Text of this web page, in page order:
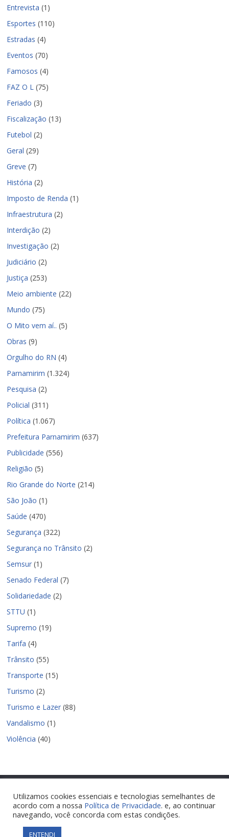
Entrevista (1)
Esportes (110)
Estradas (4)
Eventos (70)
Famosos (4)
FAZ O L (75)
Feriado (3)
Fiscalização (13)
Futebol (2)
Geral (29)
Greve (7)
História (2)
Imposto de Renda (1)
Infraestrutura (2)
Interdição (2)
Investigação (2)
Judiciário (2)
Justiça (253)
Meio ambiente (22)
Mundo (75)
O Mito vem aí.. (5)
Obras (9)
Orgulho do RN (4)
Parnamirim (1.324)
Pesquisa (2)
Policial (311)
Política (1.067)
Prefeitura Parnamirim (637)
Publicidade (556)
Religião (5)
Rio Grande do Norte (214)
São João (1)
Saúde (470)
Segurança (322)
Segurança no Trânsito (2)
Semsur (1)
Senado Federal (7)
Solidariedade (2)
STTU (1)
Supremo (19)
Tarifa (4)
Trânsito (55)
Transporte (15)
Turismo (2)
Turismo e Lazer (88)
Vandalismo (1)
Violência (40)
Copyright © 2026Nova Parnamirim Notícias. Todos os direitos
reservados.
Tema:ColorMag
Utilizamos cookies essenciais e tecnologias semelhantes de
acordo com a nossa Política de Privacidade. e, ao continuar
navegando, você concorda com estas condições.
ENTENDI